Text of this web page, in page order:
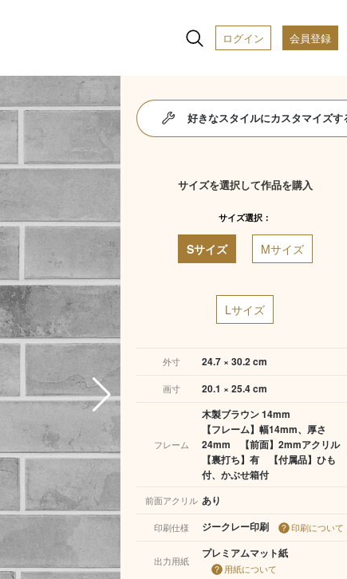
ログイン 会員登録
好きなスタイルにカスタマイズす
サイズを選択して作品を購入
サイズ選択：
Sサイズ Mサイズ
Lサイズ
外寸 24.7 × 30.2 cm
画寸 20.1 × 25.4 cm
フレーム
木製ブラウン 14mm
【フレーム】幅14mm、厚さ
24mm 【前面】2mmアクリ
【裏打ち】有 【付属品】ひも
付、かぶせ箱付
前面アクリル あり
印刷仕様 ジークレー印刷 印刷について
出力用紙
プレミアムマット紙
用紙について